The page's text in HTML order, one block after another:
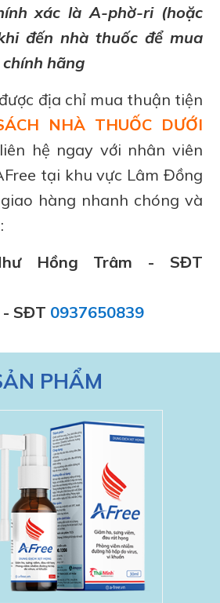
xác là A-phờ-ri (hoặc
đến nhà thuốc để mua
hãng
địa chỉ mua thuận tiện
NHÀ THUỐC DƯỚI
hệ ngay với nhân viên
tại khu vực Lâm Đồng
hàng nhanh chóng và
Hồng Trâm - SĐT
- SĐT 0937650839
PHẨM